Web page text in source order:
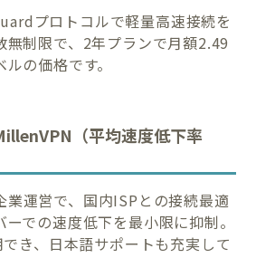
プロトコルで軽量高速接続を
無制限で、2年プランで月額2.49
の価格です。
（平均速度低下率
運営で、国内ISPとの接続最適
での速度低下を最小限に抑制。
き、日本語サポートも充実して